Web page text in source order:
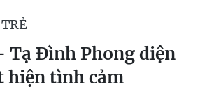
Tạ Đình Phong diện
hiện tình cảm